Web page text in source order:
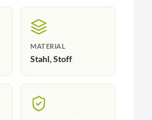
MATERIAL
Stahl, Stoff